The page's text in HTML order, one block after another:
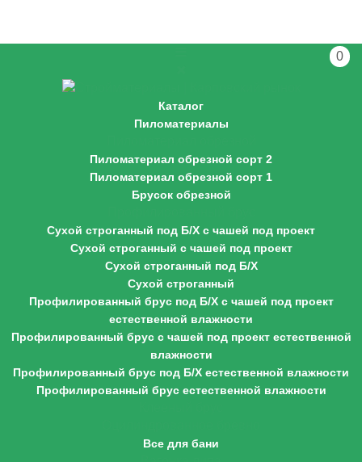
Каталог
Пиломатериалы
Пиломатериал обрезной сорт 2
Пиломатериал обрезной сорт 1
Брусок обрезной
Сухой строганный под Б/Х с чашей под проект
Сухой строганный с чашей под проект
Сухой строганный под Б/Х
Сухой строганный
Профилированный брус под Б/Х с чашей под проект
естественной влажности
Профилированный брус с чашей под проект естественной
влажности
Профилированный брус под Б/Х естественной влажности
Профилированный брус естественной влажности
Все для бани
0